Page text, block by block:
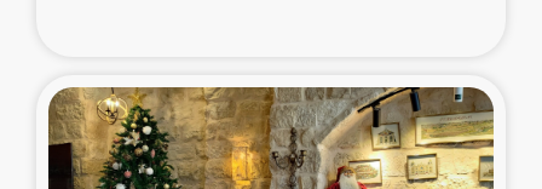
スリランカ南部洪水被災者支援
スリランカの南北女性をつなぐサリー・リサイクル・プロ